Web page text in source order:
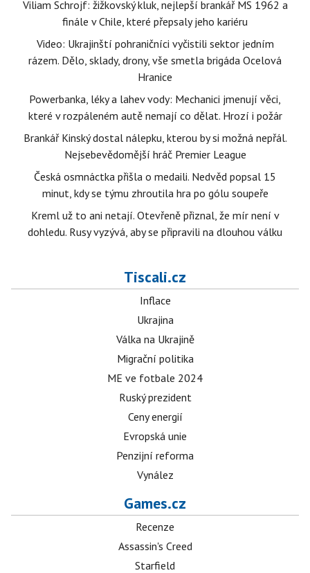
Viliam Schrojf: žižkovský kluk, nejlepší brankář MS 1962 a
finále v Chile, které přepsaly jeho kariéru
Video: Ukrajinští pohraničníci vyčistili sektor jedním
rázem. Dělo, sklady, drony, vše smetla brigáda Ocelová
Hranice
Powerbanka, léky a lahev vody: Mechanici jmenují věci,
které v rozpáleném autě nemají co dělat. Hrozí i požár
Brankář Kinský dostal nálepku, kterou by si možná nepřál.
Nejsebevědomější hráč Premier League
Česká osmnáctka přišla o medaili. Nedvěd popsal 15
minut, kdy se týmu zhroutila hra po gólu soupeře
Kreml už to ani netají. Otevřeně přiznal, že mír není v
dohledu. Rusy vyzývá, aby se připravili na dlouhou válku
Tiscali.cz
Inflace
Ukrajina
Válka na Ukrajině
Migrační politika
ME ve fotbale 2024
Ruský prezident
Ceny energií
Evropská unie
Penzijní reforma
Vynález
Games.cz
Recenze
Assassin's Creed
Starfield